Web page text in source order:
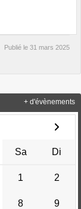
Publié le 31 mars 2025
Sa Di
1 2
8 9
+ d'évènements